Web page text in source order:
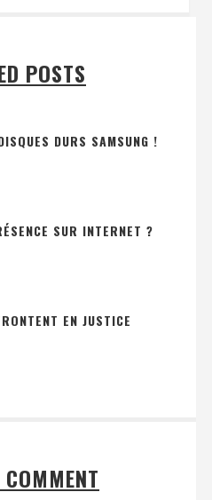
POSTS
DURS SAMSUNG !
SUR INTERNET ?
EN JUSTICE